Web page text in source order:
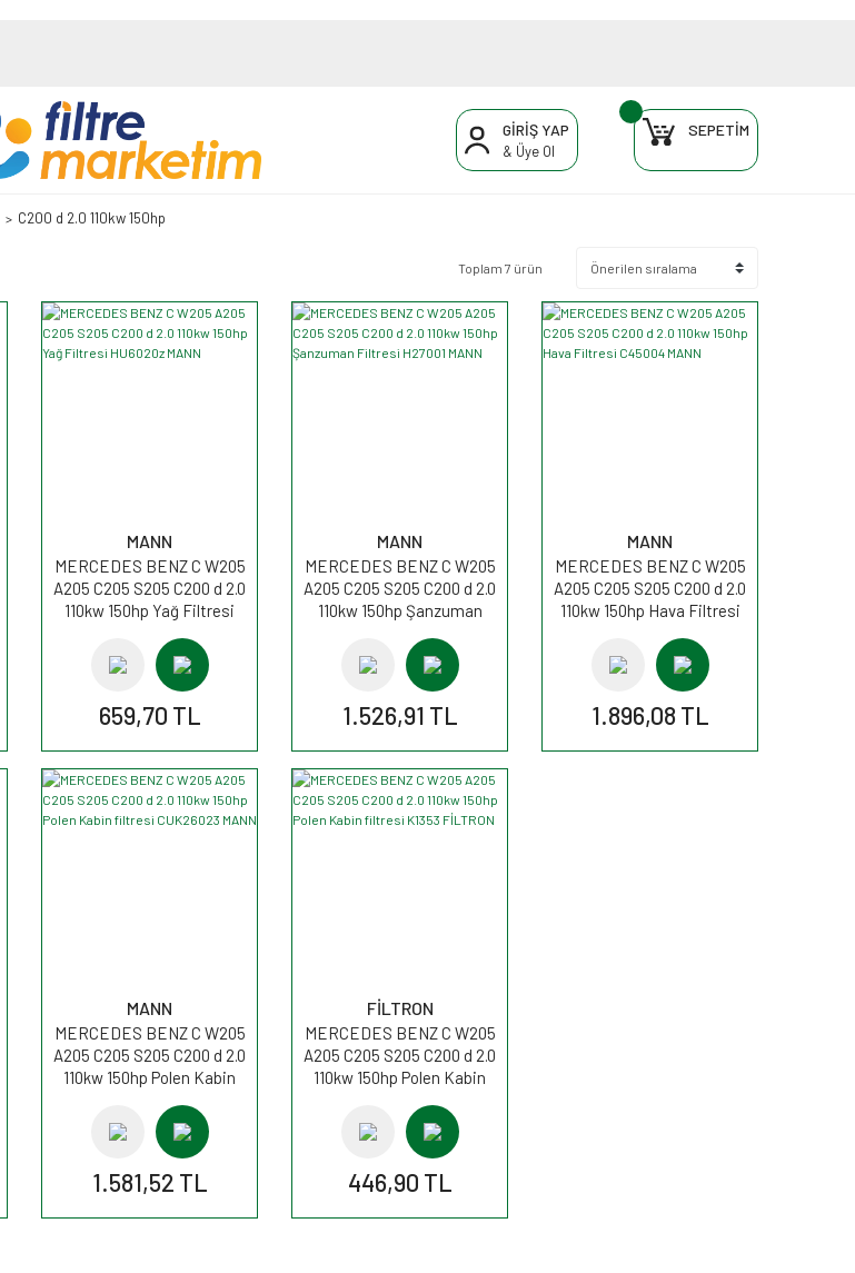
GİRİŞ YAP
& Üye Ol
SEPETİM
C200 d 2.0 110kw 150hp
Toplam 7 ürün
MANN
MERCEDES BENZ C W205
A205 C205 S205 C200 d 2.0
110kw 150hp Yağ Filtresi
659,70 TL
MANN
MERCEDES BENZ C W205
A205 C205 S205 C200 d 2.0
110kw 150hp Şanzuman
1.526,91 TL
MANN
MERCEDES BENZ C W205
A205 C205 S205 C200 d 2.0
110kw 150hp Hava Filtresi
1.896,08 TL
MANN
MERCEDES BENZ C W205
A205 C205 S205 C200 d 2.0
110kw 150hp Polen Kabin
1.581,52 TL
FİLTRON
MERCEDES BENZ C W205
A205 C205 S205 C200 d 2.0
110kw 150hp Polen Kabin
446,90 TL